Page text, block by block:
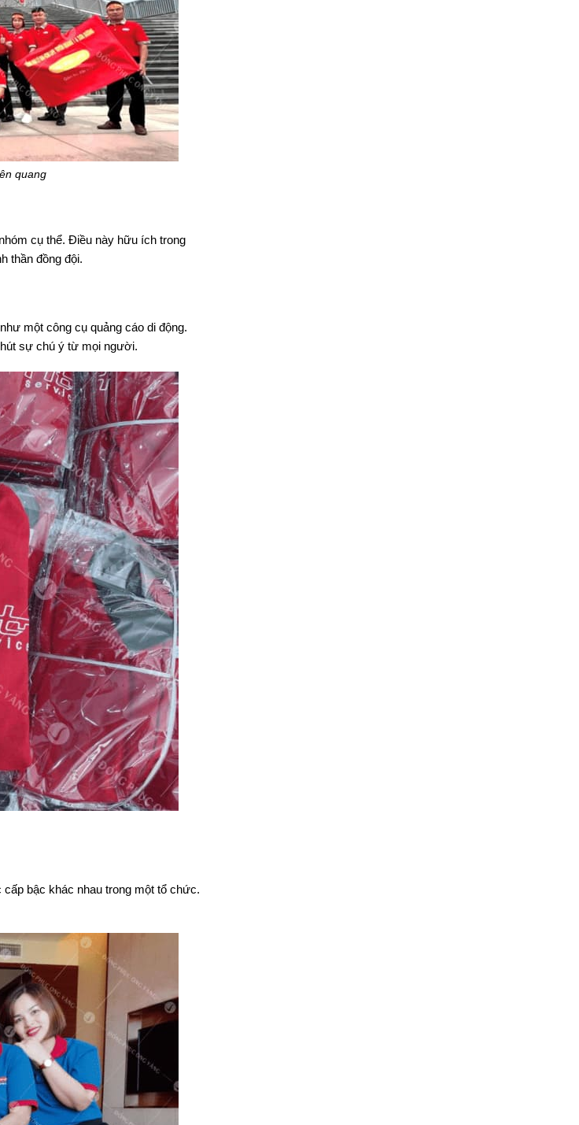
quang
cụ thể. Điều này hữu ích trong
thần đồng đội.
một công cụ quảng cáo di động.
sự chú ý từ mọi người.
bậc khác nhau trong một tổ chức.